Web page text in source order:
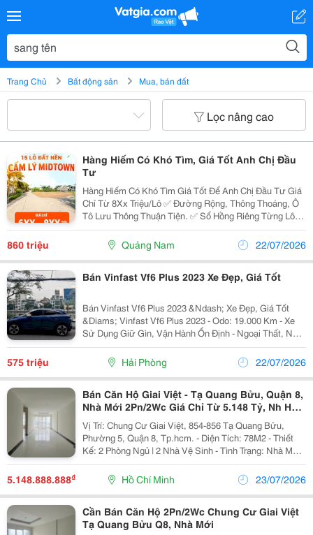
Trang Chủ Bất động sản Mua, bán đất
Lọc nâng cao
Hàng Hiếm Có Khó Tìm, Giá Tốt Anh Chị Đầu
Tư
Hàng Hiếm Có Khó Tìm Giá Tốt Để Anh Chị Đầu Tư Giá
Chỉ Từ 8Xx Triệu/Lô ✅ Đường Rộng, Thông Thoáng, Ô
Tô Lưu Thông Thuận Tiện. ✅ Sổ Hồng Riêng Từng Lô
&Ndash; Công Chứng Sang Tên Ngay. ✅ Hỗ Trợ Vay
Ngân Hàng, Thủ Tục Nhanh Gọn. ✅ Khu Dân Cư Hiện...
860 triệu Quảng Nam 22/07/2026
Bán Vinfast Vf6 Plus 2023 Xe Đẹp, Giá Tốt
Bán Vinfast Vf6 Plus 2023 &Ndash; Xe Đẹp, Giá Tốt
&Diams; Vinfast Vf6 Plus 2023 - Odo: 19.000 Km - Xe
Sử Dụng Giữ Gìn, Vận Hành Ổn Định - Ngoại Thất, Nội
Thất Đẹp - Giấy Tờ Đầy Đủ, Sang Tên Nhanh &Diams;
Giá Bán: 575.000.000 Đồng (Có Thương Lượng...
575 triệu Hải Phòng 22/07/2026
Bán Căn Hộ Giai Việt - Tạ Quang Bửu, Quận 8,
Nhà Mới 2Pn/2Wc Giá Chỉ Từ 5.148 Tỷ, Nh Hỗ
Trợ Vay
Vị Trí: Chung Cư Giai Việt, 854-856 Tạ Quang Bửu,
Phường 5, Quận 8, Tp.hcm. - Diện Tích: 78M2 - Thiết
Kế: 2 Phòng Ngủ | 2 Nhà Vệ Sinh - Tình Trạng: Nhà Mới,
Bàn Giao Hoàn Thiện Cơ Bản. - Pháp Lý: Đã Có Sổ
Hồng (Sang Tên Nhận Nhà Ngay, Ngân...
5.148.888.888₫ Hồ Chí Minh 23/07/2026
Cần Bán Căn Hộ 2Pn/2Wc Chung Cư Giai Việt
Tạ Quang Bửu Q8, Nhà Mới